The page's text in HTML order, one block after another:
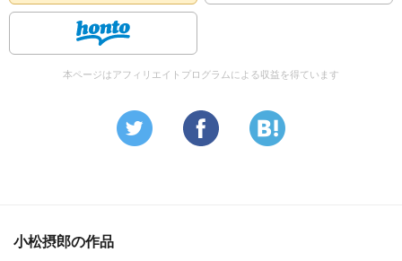
本ページはアフィリエイトプログラムによる収益を得ています
小松摂郎の作品